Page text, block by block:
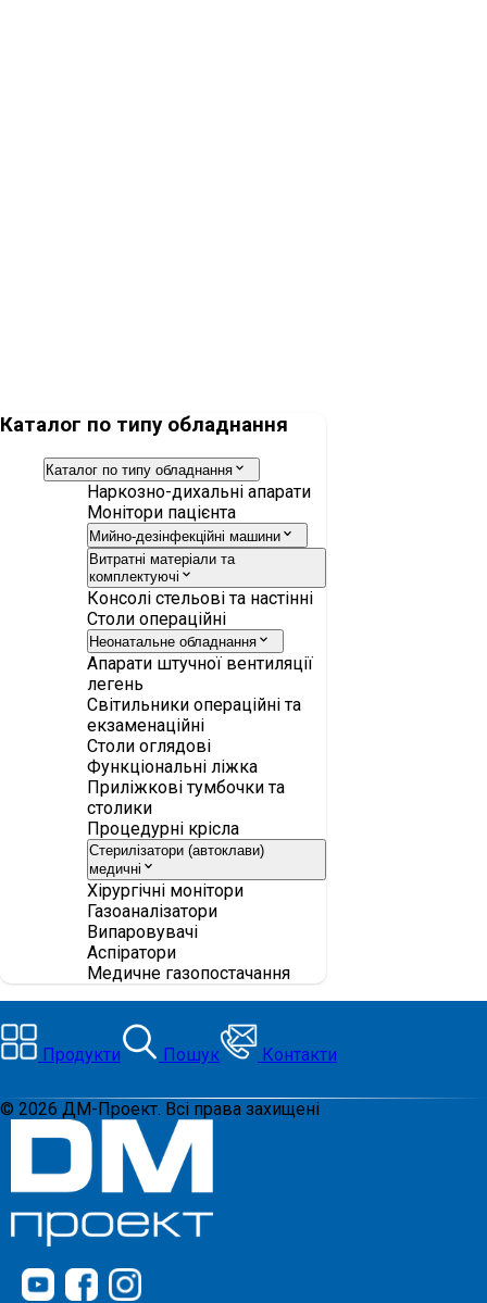
Каталог по типу обладнання
Каталог по типу обладнання
Наркозно-дихальні апарати
Монітори пацієнта
Мийно-дезінфекційні машини
Витратні матеріали та
комплектуючі
Консолі стельові та настінні
Столи операційні
Неонатальне обладнання
Апарати штучної вентиляції
легень
Світильники операційні та
екзаменаційні
Столи оглядові
Функціональні ліжка
Приліжкові тумбочки та
столики
Процедурні крісла
Стерилізатори (автоклави)
медичні
Хірургічні монітори
Газоаналізатори
Випаровувачі
Аспіратори
Медичне газопостачання
Продукти Пошук Контакти
© 2026 ДМ-Проект. Всі права захищені